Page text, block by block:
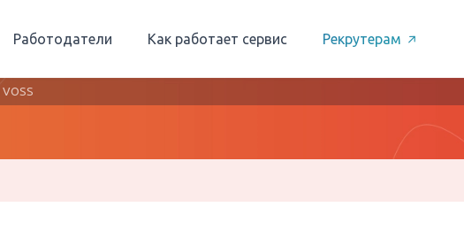
Работодатели Как работает сервис Рекрутерам